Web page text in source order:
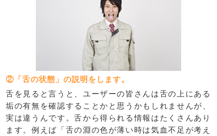
②「舌の状態」の説明をします。
舌を見ると言うと、ユーザーの皆さんは舌の上にある
垢の有無を確認することかと思うかもしれませんが、
実は違うんです。舌から得られる情報はたくさんあり
ます。例えば「舌の淵の色が薄い時は気血不足が考え